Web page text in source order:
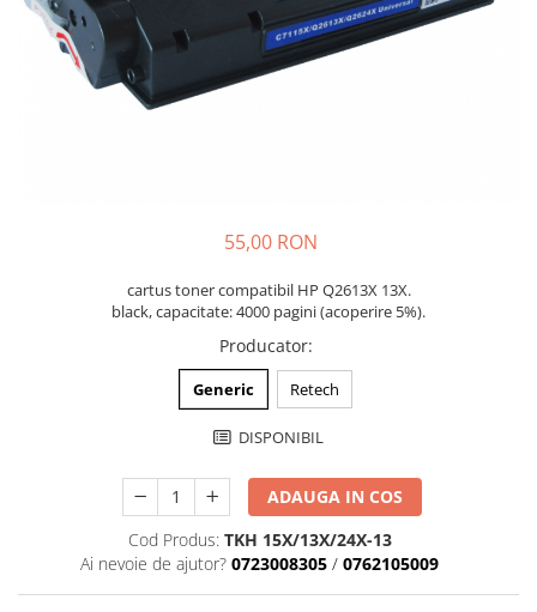
55,00 RON
cartus toner compatibil HP Q2613X 13X.
black, capacitate: 4000 pagini (acoperire 5%).
Producator:
Generic Retech
DISPONIBIL
ADAUGA IN COS
Cod Produs: TKH 15X/13X/24X-13
Ai nevoie de ajutor? 0723008305 / 0762105009